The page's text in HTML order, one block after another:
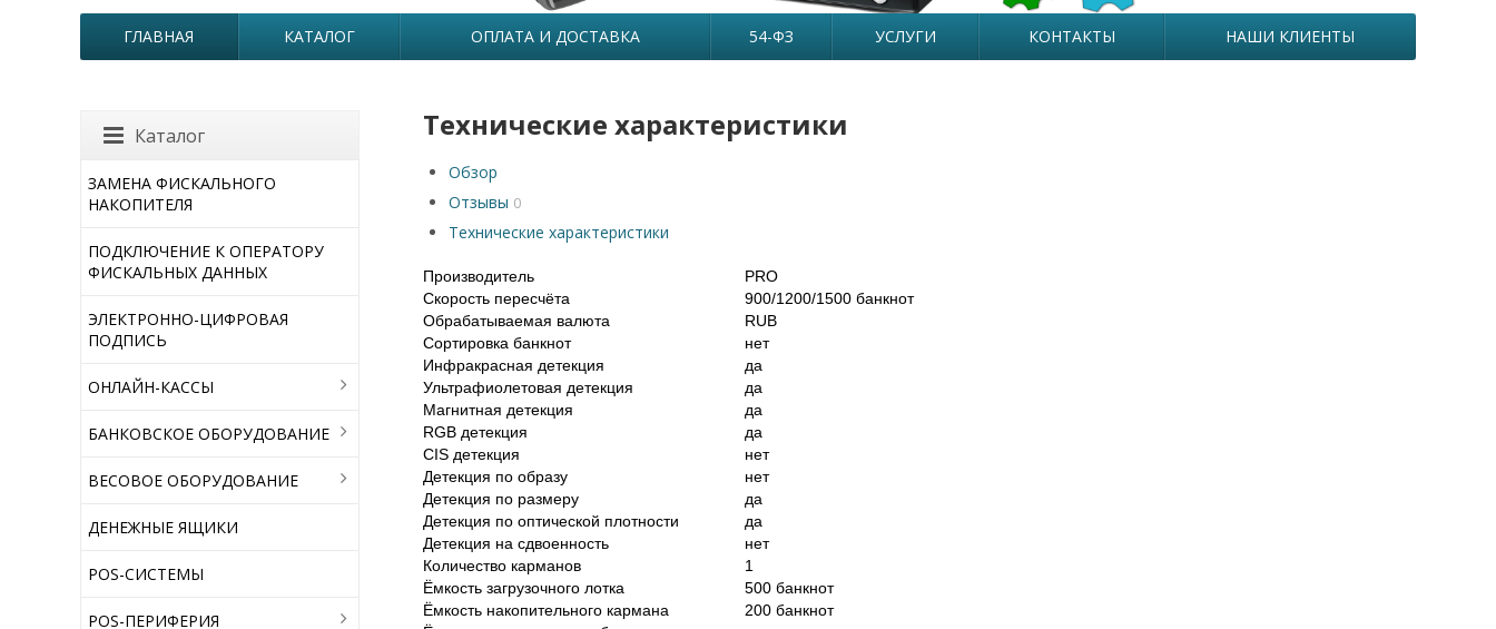
ГЛАВНАЯ КАТАЛОГ ОПЛАТА И ДОСТАВКА 54-ФЗ УСЛУГИ КОНТАКТЫ НАШИ КЛИЕНТЫ
Технические характеристики
Обзор
Отзывы 0
Технические характеристики
Производитель
PRO
Скорость пересчёта
900/1200/1500 банкнот
Обрабатываемая валюта
RUB
Сортировка банкнот
нет
Инфракрасная детекция
да
Ультрафиолетовая детекция
да
Магнитная детекция
да
RGB детекция
да
CIS детекция
нет
Детекция по образу
нет
Детекция по размеру
да
Детекция по оптической плотности
да
Детекция на сдвоенность
нет
Количество карманов
1
Ёмкость загрузочного лотка
500 банкнот
Ёмкость накопительного кармана
200 банкнот
Каталог
ЗАМЕНА ФИСКАЛЬНОГО
НАКОПИТЕЛЯ
ПОДКЛЮЧЕНИЕ К ОПЕРАТОРУ
ФИСКАЛЬНЫХ ДАННЫХ
ЭЛЕКТРОННО-ЦИФРОВАЯ
ПОДПИСЬ
ОНЛАЙН-КАССЫ
БАНКОВСКОЕ ОБОРУДОВАНИЕ
ВЕСОВОЕ ОБОРУДОВАНИЕ
ДЕНЕЖНЫЕ ЯЩИКИ
POS-СИСТЕМЫ
POS-ПЕРИФЕРИЯ